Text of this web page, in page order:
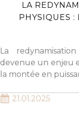
LA
PHYSIQUES :
La
devenue un enjeu
la montée en
21.01.2025